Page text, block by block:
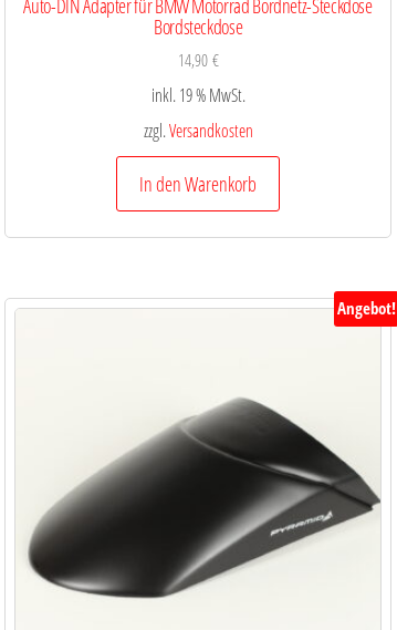
Bordsteckdose
14,90€
inkl. 19 % MwSt.
zzgl.Versandkosten
In den Warenkorb
Angebot!